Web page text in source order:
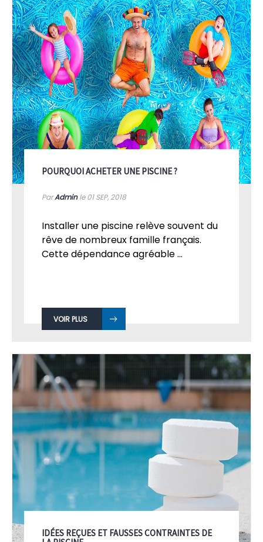
POURQUOI ACHETER UNE PISCINE ?
ParAdminle 01SEP, 2018
Installer une piscine relève souvent du
rêve de nombreux famille français.
Cette dépendance agréable ...
VOIR PLUS
IDÉES REÇUES ET FAUSSES CONTRAINTES DE